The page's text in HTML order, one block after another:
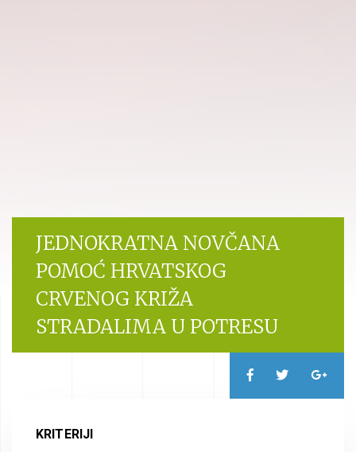
JEDNOKRATNA NOVČANA
POMOĆ HRVATSKOG
CRVENOG KRIŽA
STRADALIMA U POTRESU
KRITERIJI